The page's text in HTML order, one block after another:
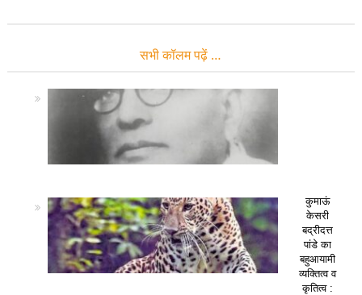
सभी कॉलम पढ़ें …
कुमाऊं
केसरी
बद्रीदत्त
पांडे का
बहुआयामी
व्यक्तित्व व
कृतित्व :